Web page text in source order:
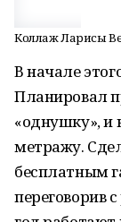
Коллаж Ларисы
В начале
Планировал
«однушку», и
метражу.
бесплатным
переговорив